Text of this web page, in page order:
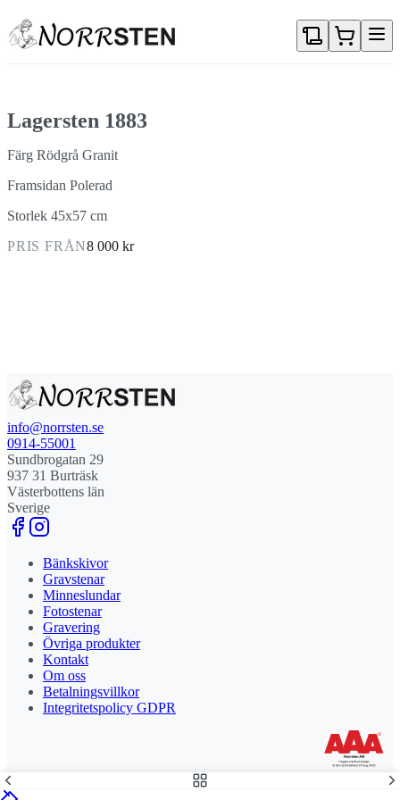
Lagersten 1883
Färg Rödgrå Granit
Framsidan Polerad
Storlek 45x57 cm
PRIS FRÅN8 000 kr
info@norrsten.se
0914-55001
Sundbrogatan 29
937 31 Burträsk
Västerbottens län
Sverige
Bänkskivor
Gravstenar
Minneslundar
Fotostenar
Gravering
Övriga produkter
Kontakt
Om oss
Betalningsvillkor
Integritetspolicy GDPR
Stolt leverantör och delägare till Steny AB